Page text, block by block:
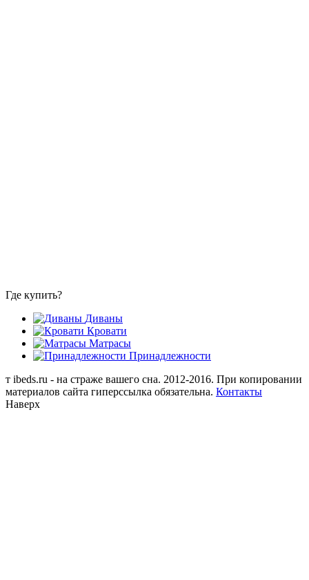
Где купить?
Диваны
Кровати
Матрасы
Принадлежности
т ibeds.ru - на страже вашего сна. 2012-2016. При копировании
материалов сайта гиперссылка обязательна. Контакты
Наверх